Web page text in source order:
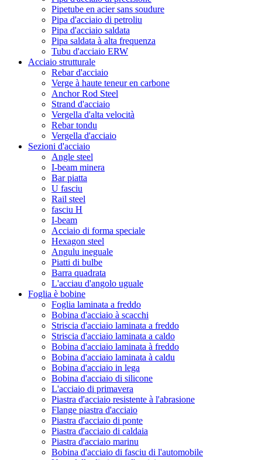
Pipetube en acier sans soudure
Pipa d'acciaio di petroliu
Pipa d'acciaio saldata
Pipa saldata à alta frequenza
Tubu d'acciaio ERW
Acciaio strutturale
Rebar d'acciaio
Verge à haute teneur en carbone
Anchor Rod Steel
Strand d'acciaio
Vergella d'alta velocità
Rebar tondu
Vergella d'acciaio
Sezioni d'acciaio
Angle steel
I-beam minera
Bar piatta
U fasciu
Rail steel
fasciu H
I-beam
Acciaio di forma speciale
Hexagon steel
Angulu ineguale
Piatti di bulbe
Barra quadrata
L'acciau d'angolo uguale
Foglia è bobine
Foglia laminata a freddo
Bobina d'acciaio à scacchi
Striscia d'acciaio laminata a freddo
Striscia d'acciaio laminata a caldo
Bobina d'acciaio laminata à freddo
Bobina d'acciaio laminata à caldu
Bobina d'acciaio in lega
Bobina d'acciaio di silicone
L'acciaio di primavera
Piastra d'acciaio resistente à l'abrasione
Flange piastra d'acciaio
Piastra d'acciaio di ponte
Piastra d'acciaio di caldaia
Piastra d'acciaio marinu
Bobina d'acciaio di fasciu di l'automobile